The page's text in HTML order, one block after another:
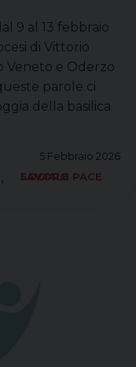
9 al 13 febbraio
di Vittorio
Veneto e Oderzo
parole ci
della basilica
5 Febbraio 2026
, SOCIALE LAVORO PACE